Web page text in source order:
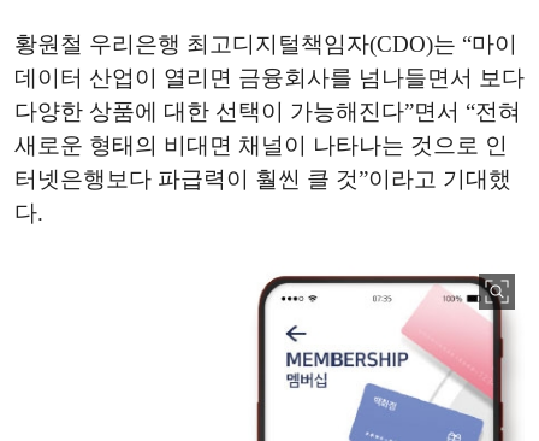
황원철 우리은행 최고디지털책임자(CDO)는 “마이
데이터 산업이 열리면 금융회사를 넘나들면서 보다
다양한 상품에 대한 선택이 가능해진다”면서 “전혀
새로운 형태의 비대면 채널이 나타나는 것으로 인
터넷은행보다 파급력이 훨씬 클 것”이라고 기대했
다.